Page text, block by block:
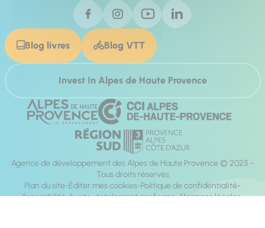
Blog livres Blog VTT
Invest In Alpes de Haute Provence
Agence de développement des Alpes de Haute Provence © 2025 -
Tous droits réservés
Plan du site Éditer mes cookies Politique de confidentialité
Accessibilité du site : totalement conforme Mentions légales